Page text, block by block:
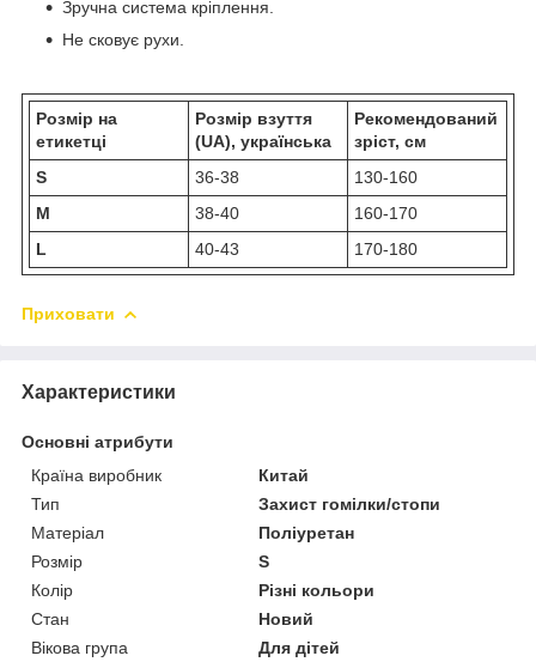
Зручна система кріплення.
Не сковує рухи.
Розмір на
етикетці
Розмір взуття
(UA), українська
Рекомендований
зріст, см
S
36-38
130-160
M
38-40
160-170
L
40-43 170-180
Приховати
Характеристики
Основні атрибути
Країна виробник
Китай
Тип
Захист гомілки/стопи
Матеріал
Поліуретан
Розмір
S
Колір
Різні кольори
Стан
Новий
Вікова група
Для дітей